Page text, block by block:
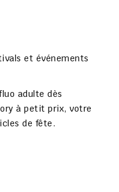
et événements
adulte dès
à petit prix, votre
de fête.